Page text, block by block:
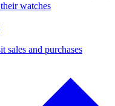
watches
sales and purchases